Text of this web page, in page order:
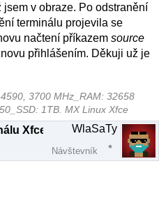
v obraze. Po odstranění
terminálu projevila se
načtení příkazemsource
přihlášením. Děkuji už je
3700 MHz_RAM: 32658
1TB. MX Linux Xfce
Xfce WlaSaTy
Návštevník